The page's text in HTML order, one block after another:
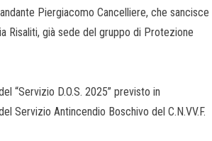
Piergiacomo Cancelliere, che sancisce
Risaliti, già sede del gruppo di Protezione
“Servizio D.O.S. 2025” previsto in
Servizio Antincendio Boschivo del C.N.VV.F.